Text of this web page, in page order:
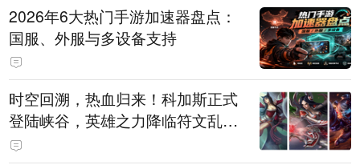
2026年6大热门手游加速器盘点：
国服、外服与多设备支持
时空回溯，热血归来！科加斯正式
登陆峡谷，英雄之力降临符文乱
斗！